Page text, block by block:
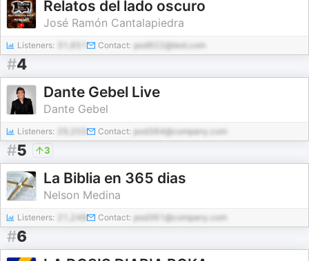
Relatos del lado oscuro
José Ramón Cantalapiedra
Listeners: Contact: pod922@test.com
#4
Dante Gebel Live
Dante Gebel
Listeners: Contact: pod384@company.com
#5 3
La Biblia en 365 dias
Nelson Medina
Listeners: 21,248 Contact: pod361@company.com
#6